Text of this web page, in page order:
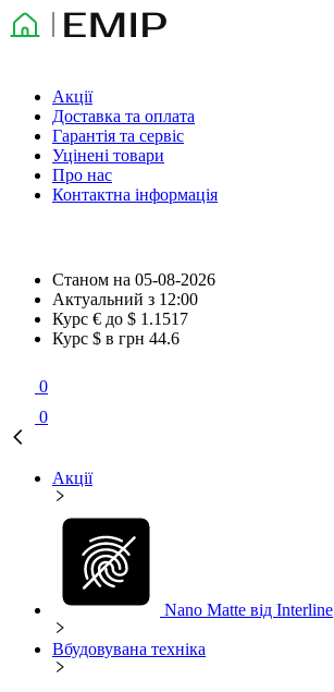
Акції
Доставка та оплата
Гарантія та сервіс
Уцінені товари
Про нас
Контактна інформація
Станом на 05-08-2026
Актуальний з 12:00
Курс € до $ 1.1517
Курс $ в грн 44.6
0
0
Акції
Nano Matte від Interline
Вбудовувана техніка